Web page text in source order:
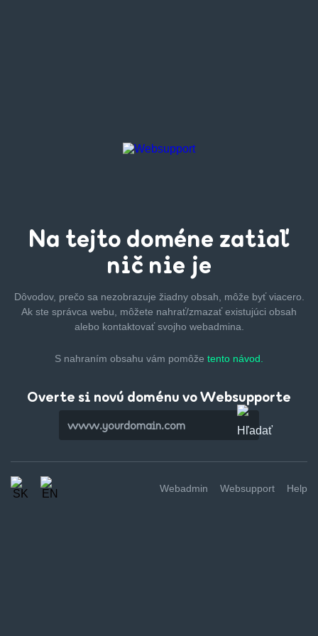
Na tejto doméne zatiaľ
nič nie je
Dôvodov, prečo sa nezobrazuje žiadny obsah, môže byťviacero.
Ak ste správca webu, môžete nahrať/zmazaťexistujúci obsah
alebo kontaktovať svojho webadmina.
S nahraním obsahu vám pomôže tento návod.
Overte si novú doménu vo Websupporte
Webadmin Websupport Help